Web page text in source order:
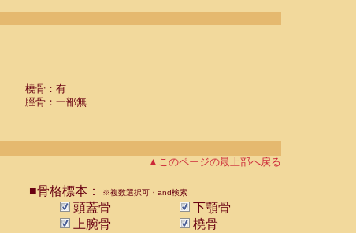
橈骨：有
脛骨：一部無
▲このページの最上部へ戻る
■骨格標本： ※複数選択可・and検索
頭蓋骨
下顎骨
上腕骨
橈骨